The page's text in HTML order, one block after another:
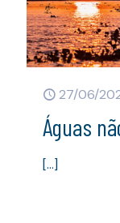
27/06/
Águas
[…]